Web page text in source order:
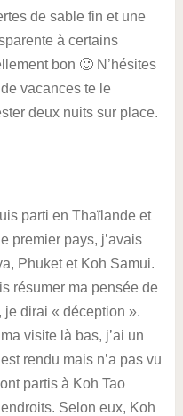
de sable fin et une
à certains
bon 🙂 N’hésites
vacances te le
deux nuits sur place.
parti en Thaïlande et
premier pays, j’avais
Phuket et Koh Samui.
résumer ma pensée de
je dirai « déception ».
visite là bas, j’ai un
rendu mais n’a pas vu
partis à Koh Tao
Selon eux, Koh